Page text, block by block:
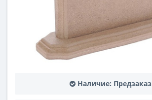
Наличие: Предзаказ